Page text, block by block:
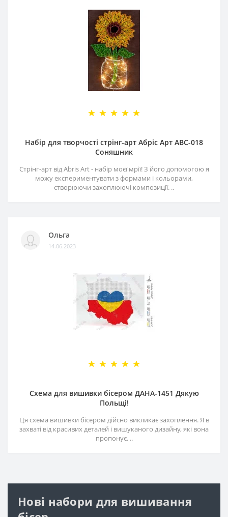
Набір для творчості стрінг-арт Абріс Арт АВС-018
Соняшник
Стрінг-арт від Abris Art - набір моєї мрії! З його допомогою я
можу експериментувати з формами і кольорами,
створюючи захоплюючі композиції. ..
Ольга
14.06.2023
Схема для вишивки бісером ДАНА-1451 Дякую
Польщі!
Ця схема вишивки бісером дійсно викликає захоплення. Я в
захваті від красивих деталей і вишуканого дизайну, які вона
пропонує. ..
Нові набори для вишивання